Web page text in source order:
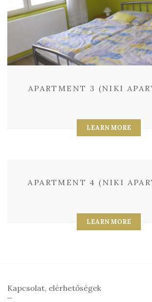
APARTMENT 3 (NIKI
LEARN MORE
APARTMENT 4 (NIKI
LEARN MORE
Kapcsolat, elérhetőségek